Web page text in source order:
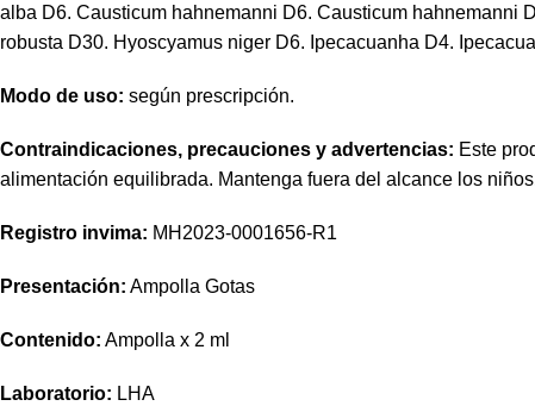
alba D6. Causticum hahnemanni D6. Causticum hahnemanni
robusta D30. Hyoscyamus niger D6. Ipecacuanha D4.
Modo de uso: según prescripción.
Contraindicaciones, precauciones y advertencias: Este
alimentación equilibrada. Mantenga fuera del alcance los
Registro invima: MH2023-0001656-R1
Presentación: Ampolla Gotas
Contenido: Ampolla x 2 ml
Laboratorio: LHA